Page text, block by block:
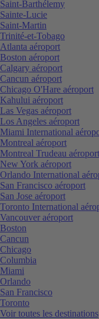
Saint-Barthélemy
Sainte-Lucie
Saint-Martin
Trinité-et-Tobago
Atlanta aéroport
Boston aéroport
Calgary aéroport
Cancun aéroport
Chicago O'Hare aéroport
Kahului aéroport
Las Vegas aéroport
Los Angeles aéroport
Miami International
Montreal aéroport
Montreal Trudeau aéroport
New York aéroport
Orlando International
San Francisco aéroport
San Jose aéroport
Toronto International
Vancouver aéroport
Boston
Cancun
Chicago
Columbia
Miami
Orlando
San Francisco
Toronto
Voir toutes les destinations